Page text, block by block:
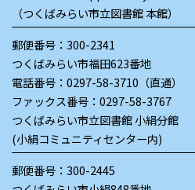
（つくばみらい市立図書館 本館）
郵便番号：300-2341
つくばみらい市福田623番地
電話番号： 0297-58-3710（直通）
ファックス番号：0297-58-3767
つくばみらい市立図書館 小絹分館
(小絹コミュニティセンター内)
郵便番号：300-2445